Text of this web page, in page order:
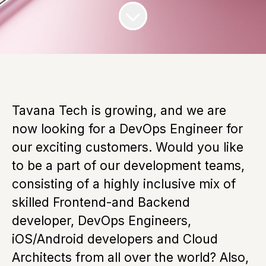
Tavana Tech is growing, and we are
now looking for a DevOps Engineer for
our exciting customers. Would you like
to be a part of our development teams,
consisting of a highly inclusive mix of
skilled Frontend-and Backend
developer, DevOps Engineers,
iOS/Android developers and Cloud
Architects from all over the world? Also,